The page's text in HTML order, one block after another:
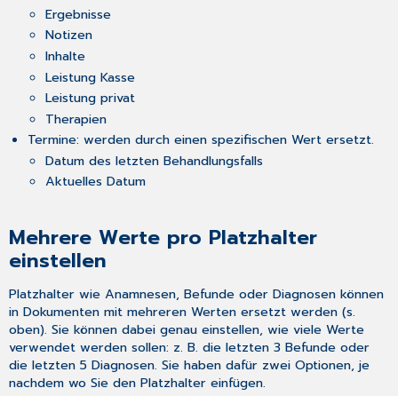
Ergebnisse
Notizen
Inhalte
Leistung Kasse
Leistung privat
Therapien
Termine: werden durch einen spezifischen Wert ersetzt.
Datum des letzten Behandlungsfalls
Aktuelles Datum
Mehrere Werte pro Platzhalter
einstellen
Platzhalter wie Anamnesen, Befunde oder Diagnosen können
in Dokumenten mit mehreren Werten ersetzt werden (s.
oben). Sie können dabei genau einstellen, wie viele Werte
verwendet werden sollen: z. B. die letzten 3 Befunde oder
die letzten 5 Diagnosen. Sie haben dafür zwei Optionen, je
nachdem wo Sie den Platzhalter einfügen.